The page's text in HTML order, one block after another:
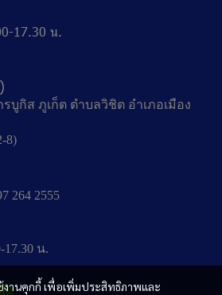
งานคุกกี้ เพื่อเพิ่มประสิทธิภาพและ
17.30 น.
บูกิส ภูเก็ต ตำบลวิชิต อำเภอเมือง
8)
264 2555
17.30 น.